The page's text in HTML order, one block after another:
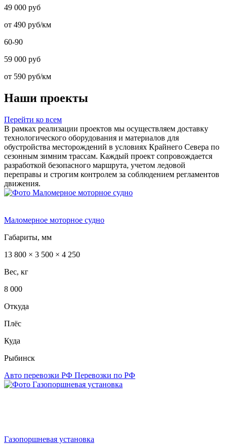
49 000 руб
от 490 руб/км
60-90
59 000 руб
от 590 руб/км
Наши проекты
Перейти ко всем
В рамках реализации проектов мы осуществляем доставку
технологического оборудования и материалов для
обустройства месторождений в условиях Крайнего Севера по
сезонным зимним трассам. Каждый проект сопровождается
разработкой безопасного маршрута, учетом ледовой
переправы и строгим контролем за соблюдением регламентов
движения.
Маломерное моторное судно
Габариты, мм
13 800 × 3 500 × 4 250
Вес, кг
8 000
Откуда
Плёс
Куда
Рыбинск
Авто перевозки РФ Перевозки по РФ
Газопоршневая установка